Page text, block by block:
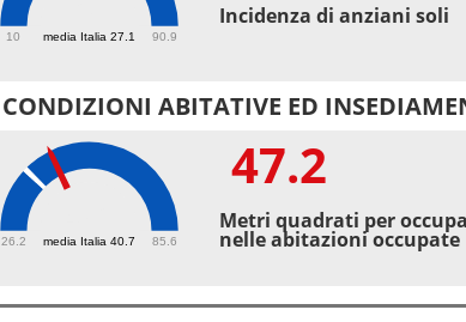
media Italia 27.1
10 90.9
Incidenza di anziani soli
CONDIZIONI ABITATIVE ED
media Italia 40.7
26.2 85.6
47.2
Metri quadrati per
nelle abitazioni occupate